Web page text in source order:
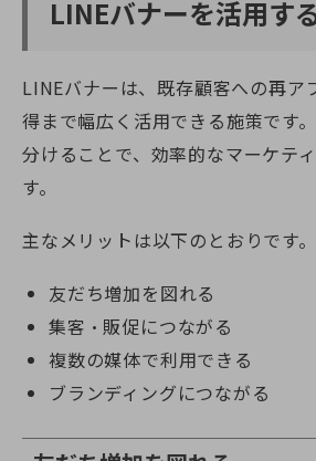
LINEバナーを活用す
LINEバナーは、既存顧客への再ア
得まで幅広く活用できる施策です
分けることで、効率的なマーケテ
す。
主なメリットは以下のとおりです。
友だち増加を図れる
集客・販促につながる
複数の媒体で利用できる
ブランディングにつながる